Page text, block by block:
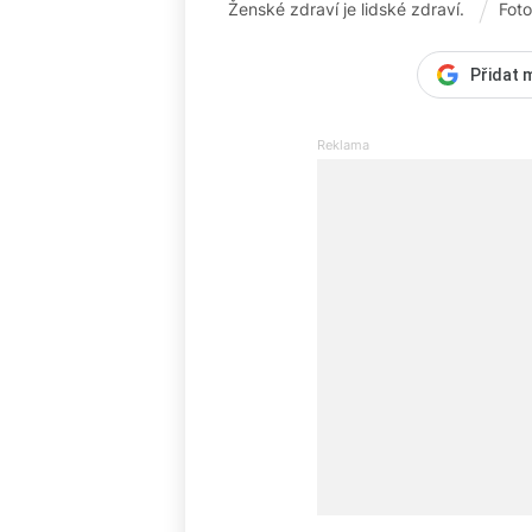
Ženské zdraví je lidské zdraví.
Přidat